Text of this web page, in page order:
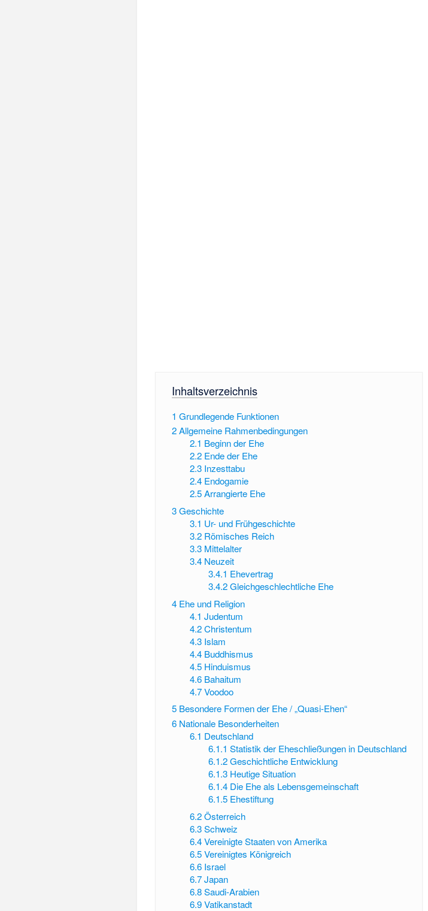
Inhaltsverzeichnis
1 Grundlegende Funktionen
2Allgemeine Rahmenbedingungen
2.1 Beginn der Ehe
2.2 Ende der Ehe
2.3 Inzesttabu
2.4 Endogamie
2.5 Arrangierte Ehe
3Geschichte
3.1 Ur- und Frühgeschichte
3.2 Römisches Reich
3.3 Mittelalter
3.4 Neuzeit
3.4.1 Ehevertrag
3.4.2 Gleichgeschlechtliche Ehe
4 Ehe und Religion
4.1 Judentum
4.2 Christentum
4.3 Islam
4.4 Buddhismus
4.5 Hinduismus
4.6 Bahaitum
4.7 Voodoo
5 Besondere Formen der Ehe / „Quasi-Ehen“
6 Nationale Besonderheiten
6.1 Deutschland
6.1.1 Statistik der Eheschließungen in Deutschland
6.1.2 Geschichtliche Entwicklung
6.1.3 Heutige Situation
6.1.4 Die Ehe als Lebensgemeinschaft
6.1.5 Ehestiftung
6.2 Österreich
6.3 Schweiz
6.4 Vereinigte Staaten von Amerika
6.5 Vereinigtes Königreich
6.6 Israel
6.7 Japan
6.8 Saudi-Arabien
6.9 Vatikanstadt